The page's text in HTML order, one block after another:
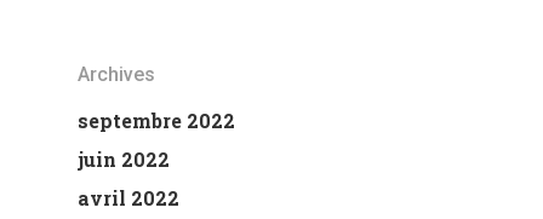
Archives
septembre 2022
juin 2022
avril 2022